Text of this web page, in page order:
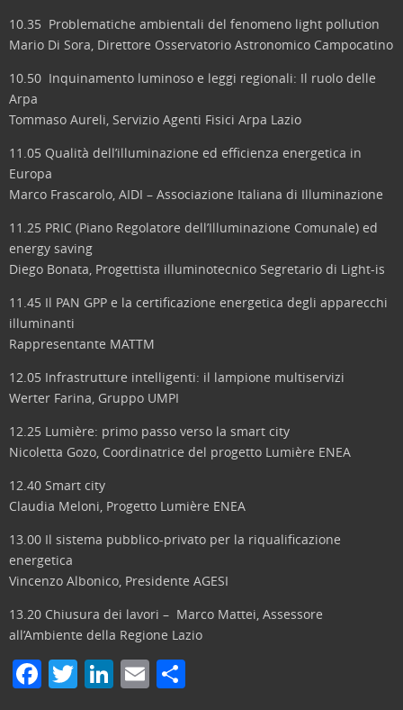
10.35 Problematiche ambientali del fenomeno light pollution
Mario Di Sora, Direttore Osservatorio Astronomico Campocatino
10.50 Inquinamento luminoso e leggi regionali: Il ruolo delle
Arpa
Tommaso Aureli, Servizio Agenti Fisici Arpa Lazio
11.05 Qualità dell’illuminazione ed efficienza energetica in
Europa
Marco Frascarolo, AIDI – Associazione Italiana di Illuminazione
11.25 PRIC (Piano Regolatore dell’Illuminazione Comunale) ed
energy saving
Diego Bonata, Progettista illuminotecnico Segretario di Light-is
11.45 Il PAN GPP e la certificazione energetica degli apparecchi
illuminanti
Rappresentante MATTM
12.05 Infrastrutture intelligenti: il lampione multiservizi
Werter Farina, Gruppo UMPI
12.25 Lumière: primo passo verso la smart city
Nicoletta Gozo, Coordinatrice del progetto Lumière ENEA
12.40 Smart city
Claudia Meloni, Progetto Lumière ENEA
13.00 Il sistema pubblico-privato per la riqualificazione
energetica
Vincenzo Albonico, Presidente AGESI
13.20 Chiusura dei lavori – Marco Mattei, Assessore
all’Ambiente della Regione Lazio
F T Li E